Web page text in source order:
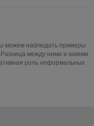
можем наблюдать примеры
между ними и какими
роль неформальных